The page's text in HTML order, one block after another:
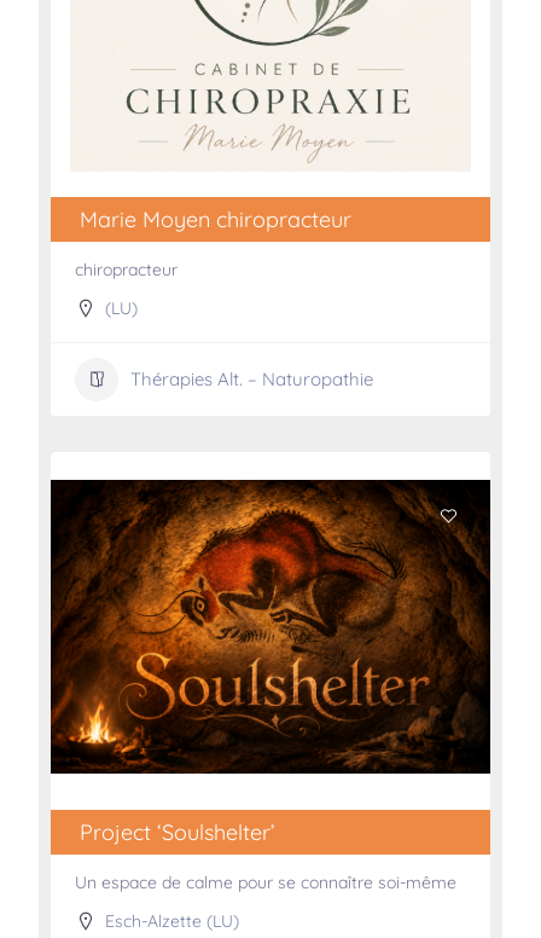
Marie Moyen chiropracteur
chiropracteur
(LU)
Thérapies Alt. – Naturopathie
Project ‘Soulshelter’
Un espace de calme pour se connaître soi-même
Esch-Alzette (LU)